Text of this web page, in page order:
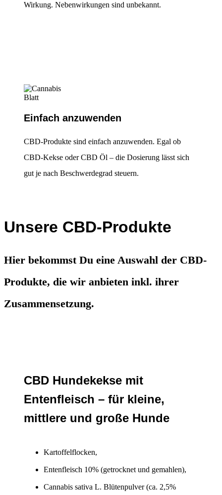
Wirkung. Nebenwirkungen sind unbekannt.
Einfach anzuwenden
CBD-Produkte sind einfach anzuwenden. Egal ob
CBD-Kekse oder CBD Öl – die Dosierung lässt sich
gut je nach Beschwerdegrad steuern.
Unsere CBD-Produkte
Hier bekommst Du eine Auswahl der CBD-
Produkte, die wir anbieten inkl. ihrer
Zusammensetzung.
CBD Hundekekse mit
Entenfleisch – für kleine,
mittlere und große Hunde
Kartoffelflocken,
Entenfleisch 10% (getrocknet und gemahlen),
Cannabis sativa L. Blütenpulver (ca. 2,5%